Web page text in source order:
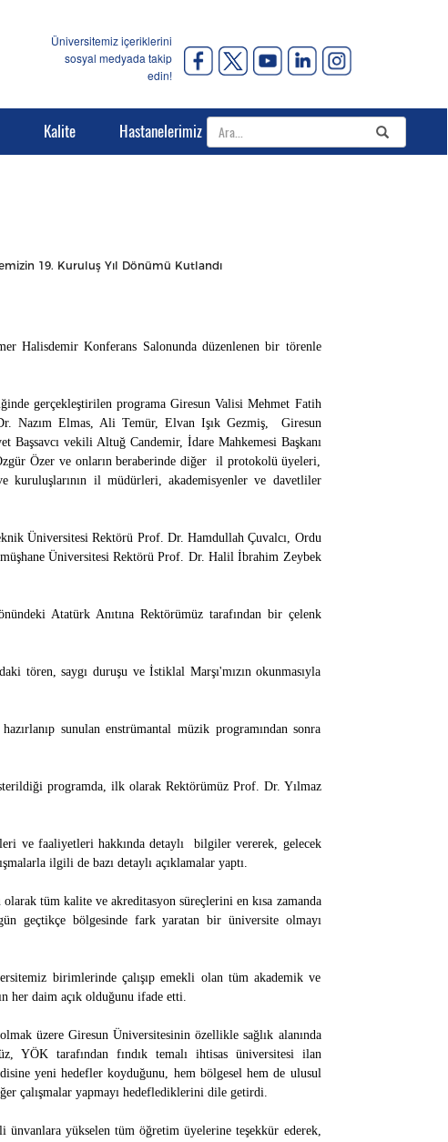
Üniversitemiz içeriklerini
sosyal medyada takip
edin!
Kalite Hastanelerimiz
19. Kuruluş Yıl Dönümü Kutlandı
Halisdemir Konferans Salonunda düzenlenen bir törenle
gerçekleştirilen programa Giresun Valisi Mehmet Fatih
Nazım Elmas, Ali Temür, Elvan Işık Gezmiş, Giresun
Başsavcı vekili Altuğ Candemir, İdare Mahkemesi Başkanı
Özer ve onların beraberinde diğer il protokolü üyeleri,
il müdürleri, akademisyenler ve davetliler
Üniversitesi Rektörü Prof. Dr. Hamdullah Çuvalcı, Ordu
Üniversitesi Rektörü Prof. Dr. Halil İbrahim Zeybek
Atatürk Anıtına Rektörümüz tarafından bir çelenk
tören, saygı duruşu ve İstiklal Marşı'mızın okunmasıyla
sunulan enstrümantal müzik programından sonra
programda, ilk olarak Rektörümüz Prof. Dr. Yılmaz
ve faaliyetleri hakkında detaylı bilgiler vererek, gelecek
ilgili de bazı detaylı açıklamalar yaptı.
tüm kalite ve akreditasyon süreçlerini en kısa zamanda
geçtikçe bölgesinde fark yaratan bir üniversite olmayı
birimlerinde çalışıp emekli olan tüm akademik ve
her daim açık olduğunu ifade etti.
üzere Giresun Üniversitesinin özellikle sağlık alanında
YÖK tarafından fındık temalı ihtisas üniversitesi ilan
yeni hedefler koyduğunu, hem bölgesel hem de ulusul
çalışmalar yapmayı hedeflediklerini dile getirdi.
ünvanlara yükselen tüm öğretim üyelerine teşekkür ederek,